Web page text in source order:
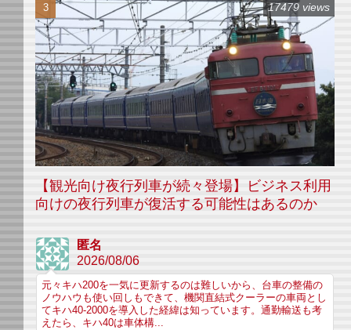
【観光向け夜行列車が続々登場】ビジネス利用
向けの夜行列車が復活する可能性はあるのか
17479 views
匿名
2026/08/06
元々キハ200を一気に更新するのは難しいから、台車の整備の
ノウハウも使い回しもできて、機関直結式クーラーの車両とし
てキハ40-2000を導入した経緯は知っています。通勤輸送も考
えたら、キハ40は車体構...